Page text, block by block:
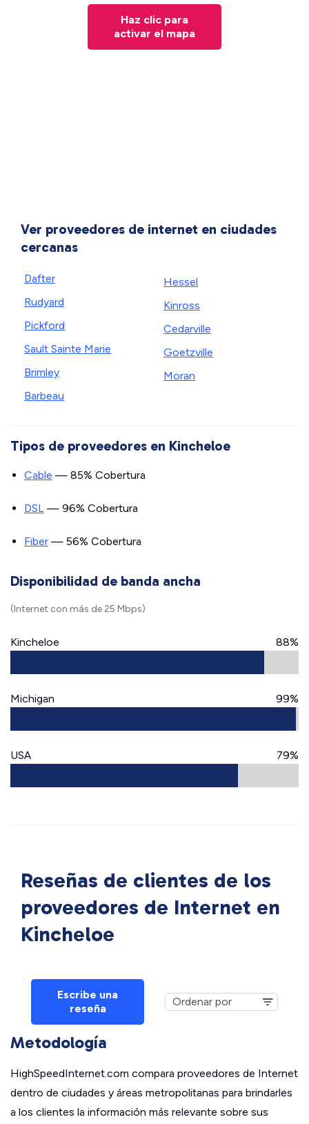
Haz clic para
activar el mapa
Ver proveedores de internet en ciudades
cercanas
Dafter
Rudyard
Pickford
Sault Sainte Marie
Brimley
Barbeau
Hessel
Kinross
Cedarville
Goetzville
Moran
Tipos de proveedores en Kincheloe
Cable — 85% Cobertura
DSL — 96% Cobertura
Fiber — 56% Cobertura
Disponibilidad de banda ancha
(Internet con más de 25 Mbps)
Kincheloe 88%
Michigan 99%
USA 79%
Reseñas de clientes de los
proveedores de Internet en
Kincheloe
Escribe una
reseña
Metodología
HighSpeedInternet.com compara proveedores de Internet
dentro de ciudades y áreas metropolitanas para brindarles
a los clientes la información más relevante sobre sus